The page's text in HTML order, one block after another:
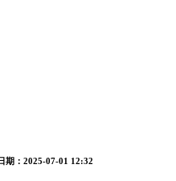
期：2025-07-01 12:32